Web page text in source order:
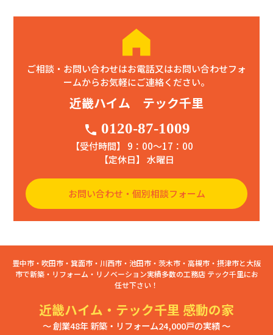
ご相談・お問い合わせはお電話又はお問い合わせフォ
ームからお気軽にご連絡ください。
近畿ハイム テック千里
phone 0120-87-1009
【受付時間】 9：00〜17：00
【定休日】 水曜日
お問い合わせ・個別相談フォーム
豊中市・吹田市・箕面市・川西市・池田市・茨木市・高槻市・摂津市と大阪
市で新築・リフォーム・リノベーション実績多数の工務店 テック千里にお
任せ下さい！
近畿ハイム・テック千里 感動の家
～ 創業48年 新築・リフォーム24,000戸の実績 ～